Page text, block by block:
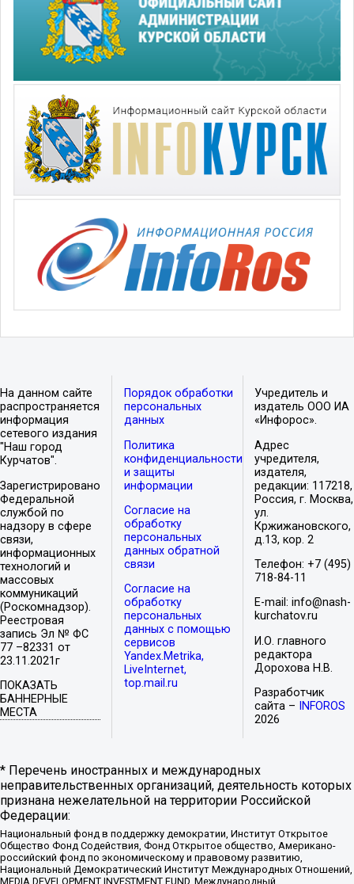
На данном сайте
распространяется
информация
сетевого издания
"Наш город
Курчатов".
Зарегистрировано
Федеральной
службой по
надзору в сфере
связи,
информационных
технологий и
массовых
коммуникаций
(Роскомнадзор).
Реестровая
запись Эл № ФС
77 –82331 от
23.11.2021г
ПОКАЗАТЬ
БАННЕРНЫЕ
МЕСТА
Порядок обработки
персональных
данных
Политика
конфиденциальности
и защиты
информации
Согласие на
обработку
персональных
данных обратной
связи
Согласие на
обработку
персональных
данных с помощью
сервисов
Yandex.Metrika,
LiveInternet,
top.mail.ru
Учредитель и
издатель ООО ИА
«Инфорос».
Адрес
учредителя,
издателя,
редакции: 117218,
Россия, г. Москва,
ул.
Кржижановского,
д.13, кор. 2
Телефон: +7 (495)
718-84-11
E-mail: info@nash-
kurchatov.ru
И.О. главного
редактора
Дорохова Н.В.
Разработчик
сайта –
INFOROS
2026
* Перечень иностранных и международных
неправительственных организаций, деятельность которых
признана нежелательной на территории Российской
Федерации:
Национальный фонд в поддержку демократии, Институт Открытое
Общество Фонд Содействия, Фонд Открытое общество, Американо-
российский фонд по экономическому и правовому развитию,
Национальный Демократический Институт Международных Отношений,
MEDIA DEVELOPMENT INVESTMENT FUND, Международный